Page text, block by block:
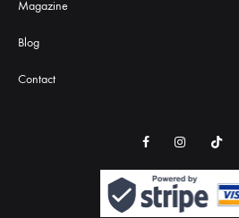
Magazine
Blog
Contact
Facebook
Instagram